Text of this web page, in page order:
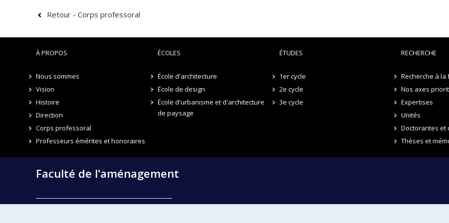
d’environnement bâti.
Retour - Corps professoral
À PROPOS
Nous sommes
Vision
Histoire
Direction
Corps professoral
Professeurs émérites et honoraires
ÉCOLES
École d'architecture
École de design
École d'urbanisme et d'architecture
de paysage
ÉTUDES
1er cycle
2e cycle
3e cycle
RECHERCHE
Recherche à la
Nos axes
Expertises
Unités
Doctorantes et
Thèses et
Faculté de l'aménagement